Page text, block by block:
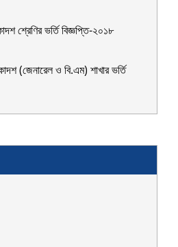
শ্রেণির ভর্তি বিজ্ঞপ্তি-২০১৮
(জেনারেল ও বি.এম) শাখার ভর্তি